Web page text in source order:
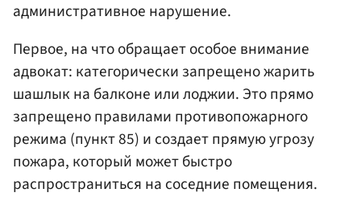
административное нарушение.
Первое, на что обращает особое внимание
адвокат: категорически запрещено жарить
шашлык на балконе или лоджии. Это прямо
запрещено правилами противопожарного
режима (пункт 85) и создает прямую угрозу
пожара, который может быстро
распространиться на соседние помещения.